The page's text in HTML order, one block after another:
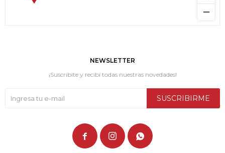
NEWSLETTER
¡Suscribite y recibí todas nuestras novedades!
SUSCRIBIRME
  